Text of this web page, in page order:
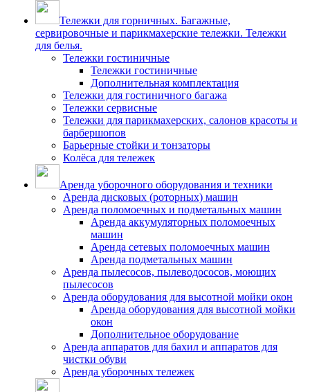
Тележки для горничных. Багажные,
сервировочные и парикмахерские тележки. Тележки
для белья.
Тележки гостиничные
Тележки гостиничные
Дополнительная комплектация
Тележки для гостиничного багажа
Тележки сервисные
Тележки для парикмахерских, салонов красоты и
барбершопов
Барьерные стойки и тонзаторы
Колёса для тележек
Аренда уборочного оборудования и техники
Аренда дисковых (роторных) машин
Аренда поломоечных и подметальных машин
Аренда аккумуляторных поломоечных
машин
Аренда сетевых поломоечных машин
Аренда подметальных машин
Аренда пылесосов, пылеводососов, моющих
пылесосов
Аренда оборудования для высотной мойки окон
Аренда оборудования для высотной мойки
окон
Дополнительное оборудование
Аренда аппаратов для бахил и аппаратов для
чистки обуви
Аренда уборочных тележек